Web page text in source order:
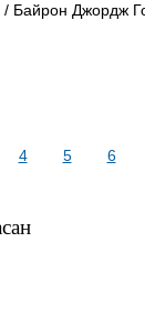
/ Байрон Джордж
4 5 6